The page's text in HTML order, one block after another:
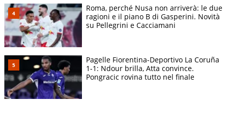
Roma, perché Nusa non arriverà: le due
ragioni e il piano B di Gasperini. Novità
su Pellegrini e Cacciamani
Pagelle Fiorentina-Deportivo La Coruña
1-1: Ndour brilla, Atta convince.
Pongracic rovina tutto nel finale